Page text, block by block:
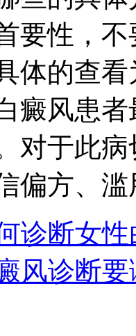
要性，
体的查
癜风患
对于此
偏方、
诊断女
风诊断